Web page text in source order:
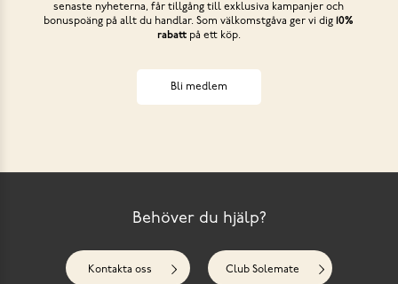
senaste nyheterna, får tillgång till exklusiva kampanjer och
bonuspoäng på allt du handlar. Som välkomstgåva ger vi dig10%
rabattpå ett köp.
Bli medlem
Behöver du hjälp?
Kontakta oss Club Solemate